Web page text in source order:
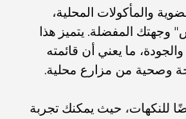
في دبي: تحويل المساحات
والمأكولات المحلية،
المفضلة. يتميز هذا
ما يعني أن قائمته
وصحية من مزارع محلية.
للنكهات، حيث يمكنك تجربة